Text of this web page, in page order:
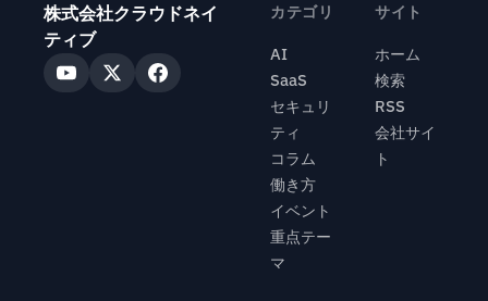
株式会社クラウドネイ
ティブ
カテゴリ
AI
SaaS
セキュリ
ティ
コラム
働き方
イベント
重点テー
マ
サイト
ホーム
検索
RSS
会社サイ
ト